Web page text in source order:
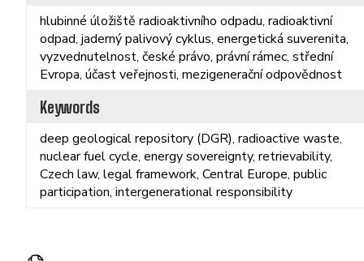
hlubinné úložiště radioaktivního odpadu, radioaktivní
odpad, jaderný palivový cyklus, energetická suverenita,
vyzvednutelnost, české právo, právní rámec, střední
Evropa, účast veřejnosti, mezigenerační odpovědnost
Keywords
deep geological repository (DGR), radioactive waste,
nuclear fuel cycle, energy sovereignty, retrievability,
Czech law, legal framework, Central Europe, public
participation, intergenerational responsibility